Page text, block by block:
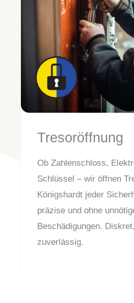
Tresoröffnung
Ob Zahlenschloss,
Schlüssel – wir öffnen
Königshardt jeder
präzise und ohne
Beschädigungen.
zuverlässig.